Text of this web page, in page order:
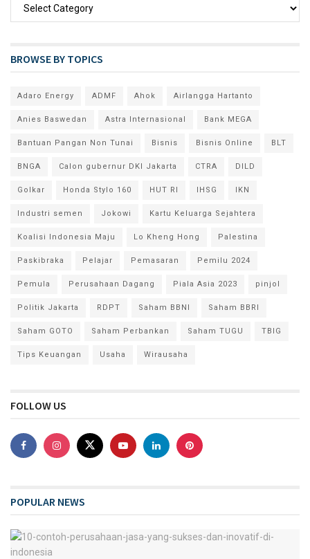
BROWSE BY TOPICS
Adaro Energy ADMF Ahok Airlangga Hartanto
Anies Baswedan Astra Internasional Bank MEGA
Bantuan Pangan Non Tunai Bisnis Bisnis Online BLT
BNGA Calon gubernur DKI Jakarta CTRA DILD
Golkar Honda Stylo 160 HUT RI IHSG IKN
Industri semen Jokowi Kartu Keluarga Sejahtera
Koalisi Indonesia Maju Lo Kheng Hong Palestina
Paskibraka Pelajar Pemasaran Pemilu 2024
Pemula Perusahaan Dagang Piala Asia 2023 pinjol
Politik Jakarta RDPT Saham BBNI Saham BBRI
Saham GOTO Saham Perbankan Saham TUGU TBIG
Tips Keuangan Usaha Wirausaha
FOLLOW US
POPULAR NEWS